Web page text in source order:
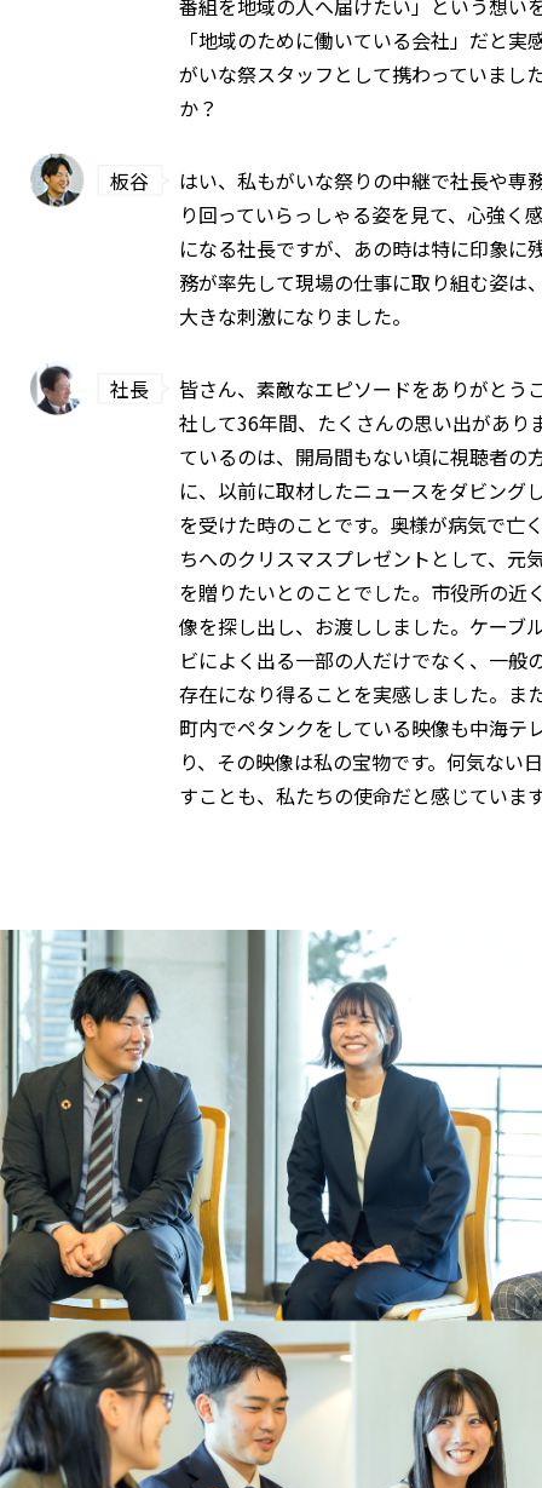
番組を地域の人へ届けたい」という想い
「地域のために働いている会社」だと実
がいな祭スタッフとして携わっていまし
か？
板谷
はい、私もがいな祭りの中継で社長や専
り回っていらっしゃる姿を見て、心強く
になる社長ですが、あの時は特に印象に
務が率先して現場の仕事に取り組む姿は
大きな刺激になりました。
社長
皆さん、素敵なエピソードをありがとう
社して36年間、たくさんの思い出があり
ているのは、開局間もない頃に視聴者の
に、以前に取材したニュースをダビング
を受けた時のことです。奥様が病気で亡
ちへのクリスマスプレゼントとして、元
を贈りたいとのことでした。市役所の近
像を探し出し、お渡ししました。ケーブ
ビによく出る一部の人だけでなく、一般
存在になり得ることを実感しました。ま
町内でペタンクをしている映像も中海テ
り、その映像は私の宝物です。何気ない
すことも、私たちの使命だと感じていま